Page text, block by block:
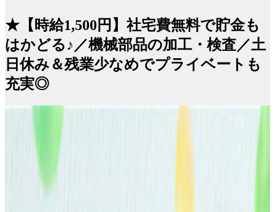
★【時給1,500円】社宅費無料で貯金も
はかどる♪／機械部品の加工・検査／土
日休み＆残業少なめでプライベートも
充実◎